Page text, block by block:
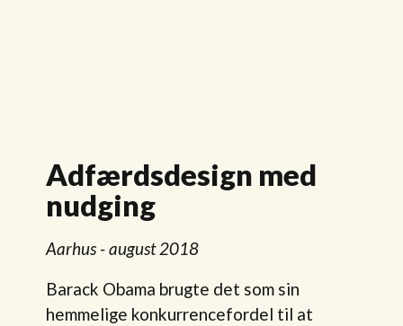
Adfærdsdesign med
nudging
Aarhus - august 2018
Barack Obama brugte det som sin
hemmelige konkurrencefordel til at